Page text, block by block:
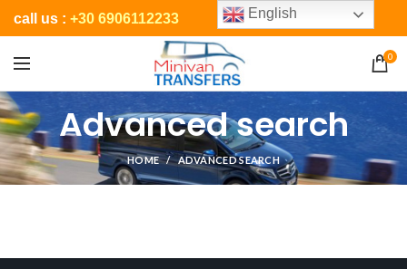
call us : +30 6906112233
0
Advanced search
HOME ADVANCED SEARCH
English